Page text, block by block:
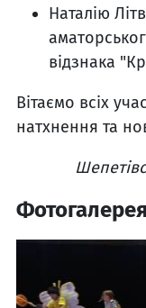
Наталію
відзнака
Вітаємо всіх
натхнення та
Фотогалерея